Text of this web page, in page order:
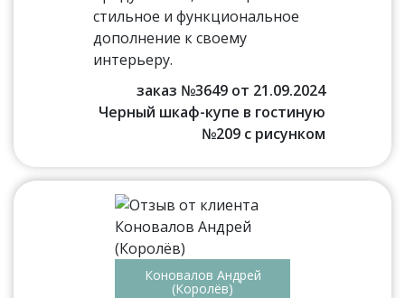
стильное и функциональное
дополнение к своему
интерьеру.
заказ №3649 от 21.09.2024
Черный шкаф-купе в гостиную
№209 с рисунком
Коновалов Андрей
(Королёв)